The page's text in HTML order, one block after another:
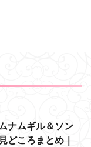
ナムギル＆ソン
どころまとめ｜